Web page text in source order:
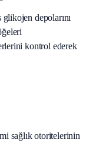
depolarını
kontrol ederek
sağlık otoritelerinin